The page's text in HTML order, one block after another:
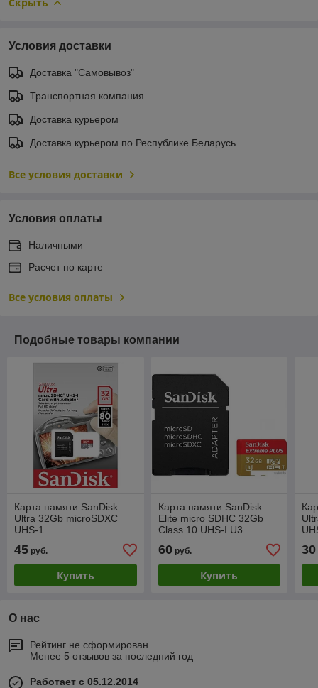
Условия доставки
Доставка "Самовывоз"
Транспортная компания
Доставка курьером
Доставка курьером по Республике Беларусь
Все условия доставки
Условия оплаты
Наличными
Расчет по карте
Все условия оплаты
Подобные товары компании
Карта памяти SanDisk
Ultra 32Gb microSDXC
UHS-1
45 руб.
Купить
Карта памяти SanDisk
Elite micro SDHC 32Gb
Class 10 UHS-I U3
60руб.
Купить
30
О нас
Рейтинг не сформирован
Менее 5 отзывов за последний год
Работает с 05.12.2014